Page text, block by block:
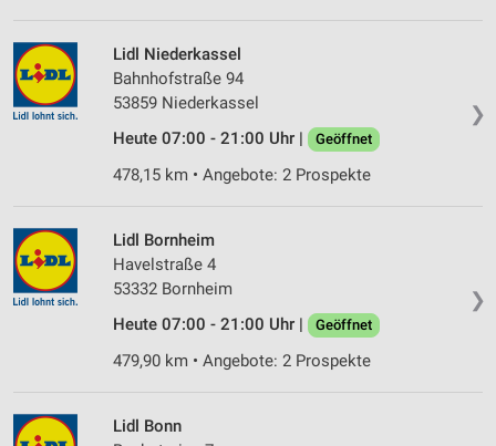
❯
Lidl Niederkassel
Bahnhofstraße 94
53859 Niederkassel
Heute 07:00 - 21:00 Uhr |
Geöffnet
478,15 km • Angebote: 2 Prospekte
❯
Lidl Bornheim
Havelstraße 4
53332 Bornheim
Heute 07:00 - 21:00 Uhr |
Geöffnet
479,90 km • Angebote: 2 Prospekte
Lidl Bonn
Kombinationen von Daten aus verschiedenen
Quellen
Entwicklung und Verbesserung der Angebote
Verwendung reduzierter Daten zur Auswahl von
Verwendung genauer Standortdaten
Geräte anhand von aktiv angeforderten
Informationen identifizieren
Performance